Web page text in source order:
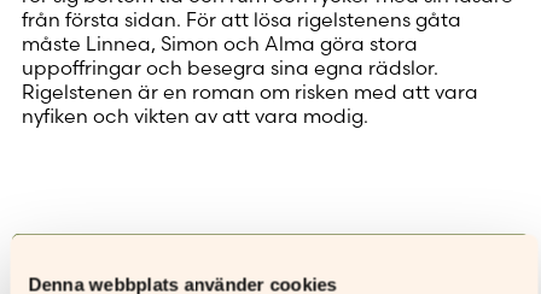
Denna webbplats använder cookies
från första sidan. För att lösa rigelstenens gåta
måste Linnea, Simon och Alma göra stora
uppoffringar och besegra sina egna rädslor.
Rigelstenen är en roman om risken med att vara
nyfiken och vikten av att vara modig.
Recensioner